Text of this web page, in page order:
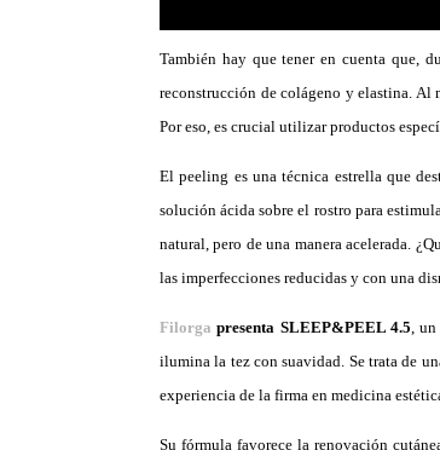
También hay que tener en cuenta que,
reconstrucción de colágeno y elastina. Al
Por eso, es crucial utilizar productos
El peeling es una técnica estrella que
solución ácida sobre el rostro para
natural, pero de una manera acelerada.
las imperfecciones reducidas y con una
Filorga presenta SLEEP&PEEL 4.5 ,
ilumina la tez con suavidad. Se trata de
experiencia de la firma en medicina
Su fórmula favorece la renovación